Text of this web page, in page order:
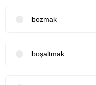
bozmak
boşaltmak